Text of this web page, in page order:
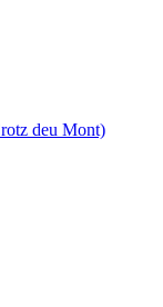
deu Mont)